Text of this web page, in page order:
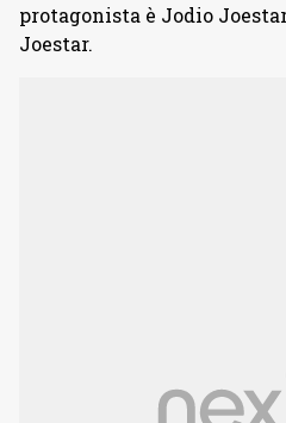
protagonista è Jodio
Joestar.